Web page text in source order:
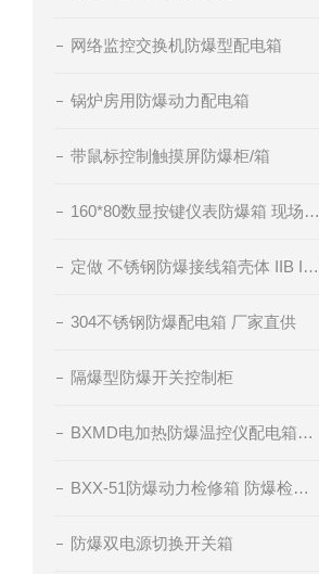
网络监控交换机防爆型配电箱
锅炉房用防爆动力配电箱
带鼠标控制触摸屏防爆柜/箱
160*80数显按键仪表防爆箱 现场仪表防爆控制箱
定做 不锈钢防爆接线箱壳体 IIB IIC级
304不锈钢防爆配电箱 厂家直供
隔爆型防爆开关控制柜
BXMD电加热防爆温控仪配电箱订做
BXX-51防爆动力检修箱 防爆检修插座箱
防爆双电源切换开关箱